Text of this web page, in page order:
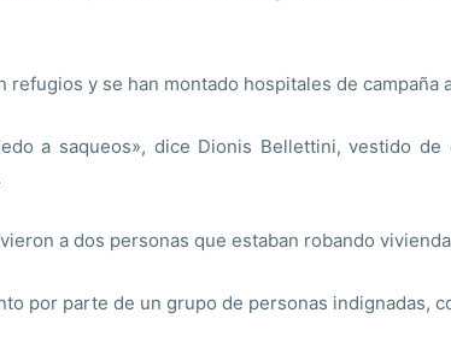
refugios y se han montado hospitales de
a saqueos», dice Dionis Bellettini, vestido
a dos personas que estaban robando
por parte de un grupo de personas indignadas,